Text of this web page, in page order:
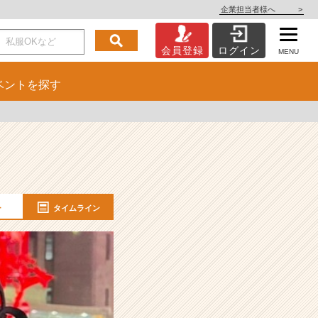
企業担当者様へ >
会員登録 ログイン MENU
ント を探す
タイムライン